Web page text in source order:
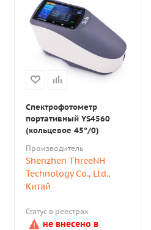
Спектрофотометр
портативный YS4560
(кольцевое 45°/0)
Производитель
Shenzhen ThreeNH
Technology Co., Ltd.,
Китай
Статус в реестрах
не внесено в